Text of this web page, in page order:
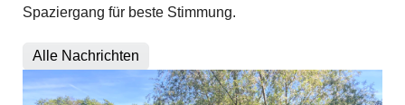
Spaziergang für beste Stimmung.
Alle Nachrichten